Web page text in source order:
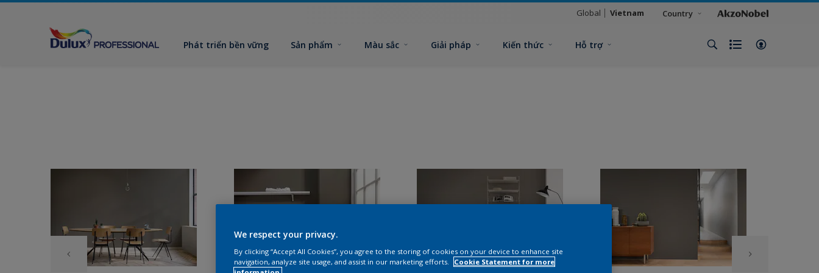
Global Vietnam Country
Phát triển bền vững Sản phẩm Màu sắc Giải pháp Kiến thức Hỗ trợ
We respect your privacy.
By clicking “Accept All Cookies”, you agree to the storing of cookies on your device to enhance site
navigation, analyze site usage, and assist in our marketing efforts.
Cookie Statement for more